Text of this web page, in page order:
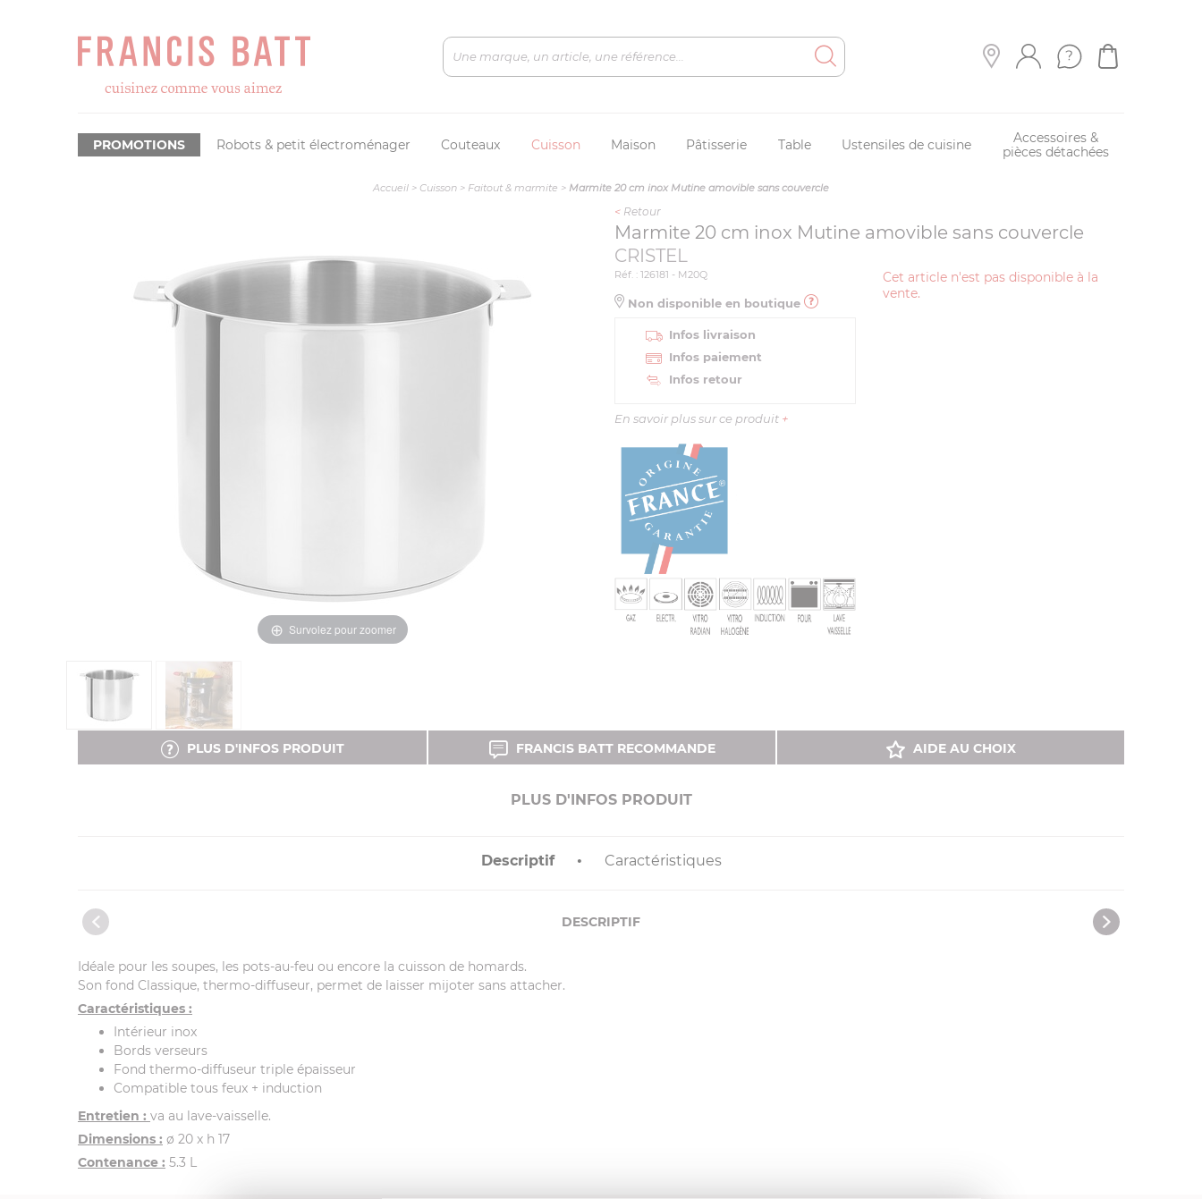
Robots & petit électroménager Couteaux Cuisson Maison Pâtisserie Table Ustensiles de cuisine
Accessoires &
pièces détachées
PROMOTIONS
Accueil > Cuisson > Faitout & marmite > Marmite 20 cm inox Mutine amovible sans couvercle
Survolez pour zoomer
< Retour
Marmite 20 cm inox Mutine amovible sans couvercle
CRISTEL
Cet article n'est pas disponible à la
vente.
Réf. : 126181 - M20Q
Non disponible en boutique
Infos livraison
Infos paiement
Infos retour
En savoir plus sur ce produit +
PLUS D'INFOS PRODUIT FRANCIS BATT RECOMMANDE AIDE AU CHOIX
PLUS D'INFOS PRODUIT
Descriptif Caractéristiques
DESCRIPTIF
Idéale pour les soupes, les pots-au-feu ou encore la cuisson de homards.
Son fond Classique, thermo-diffuseur, permet de laisser mijoter sans attacher.
Caractéristiques :
Intérieur inox
Bords verseurs
Fond thermo-diffuseur triple épaisseur
Compatible tous feux + induction
Entretien : va au lave-vaisselle.
Dimensions : ø 20 x h 17
Contenance : 5.3 L